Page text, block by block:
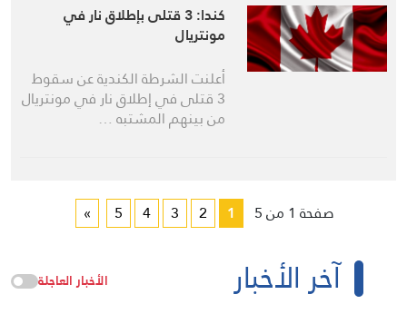
كندا: 3 قتلى بإطلاق نار في
مونتريال
أعلنت الشرطة الكندية عن سقوط
3 قتلى في إطلاق نار في مونتريال
من بينهم المشتبه …
صفحة 1 من 5 1
2
3
4
5
»
آخر الأخبار الأخبار العاجلة